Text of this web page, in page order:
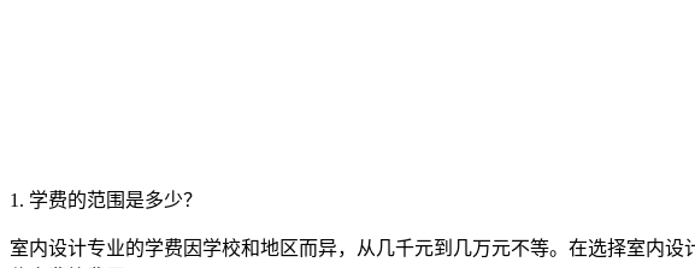
1. 学费的范围是多少？
室内设计专业的学费因学校和地区而异，从几千元到几万元不等。在选择室内